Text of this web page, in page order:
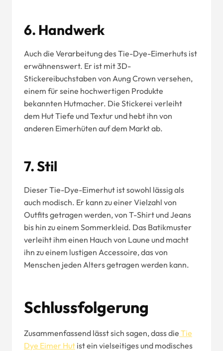
6. Handwerk
Auch die Verarbeitung des Tie-Dye-Eimerhuts ist
erwähnenswert. Er ist mit 3D-
Stickereibuchstaben von Aung Crown versehen,
einem für seine hochwertigen Produkte
bekannten Hutmacher. Die Stickerei verleiht
dem Hut Tiefe und Textur und hebt ihn von
anderen Eimerhüten auf dem Markt ab.
7. Stil
Dieser Tie-Dye-Eimerhut ist sowohl lässig als
auch modisch. Er kann zu einer Vielzahl von
Outfits getragen werden, von T-Shirt und Jeans
bis hin zu einem Sommerkleid. Das Batikmuster
verleiht ihm einen Hauch von Laune und macht
ihn zu einem lustigen Accessoire, das von
Menschen jeden Alters getragen werden kann.
Schlussfolgerung
Zusammenfassend lässt sich sagen, dass die Tie
Dye Eimer Hut ist ein vielseitiges und modisches